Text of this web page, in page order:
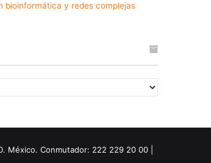
bioinformática y redes complejas
México. Conmutador: 222 229 20 00 |